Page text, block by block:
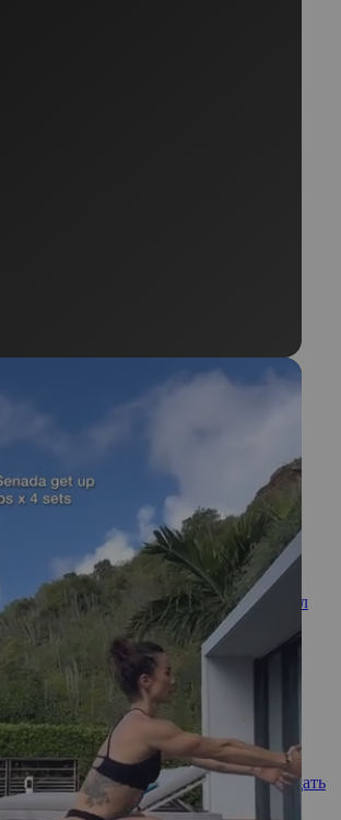
бывший: как Брэд Питт заслужил
Энистон, несмотря на новый роман
«вековые» имена Карл III хотел дать
Гарри